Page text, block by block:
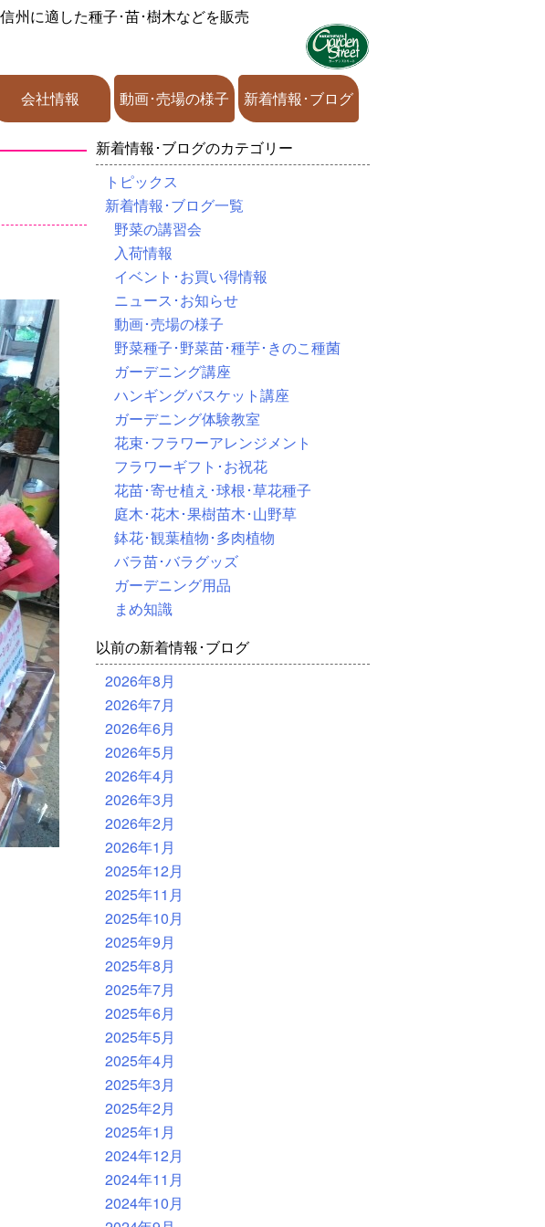
信州に適した種子･苗･樹木などを販売
会社情報 動画･売場の様子 新着情報･ブログ
新着情報･ブログのカテゴリー
トピックス
新着情報･ブログ一覧
野菜の講習会
入荷情報
イベント･お買い得情報
ニュース･お知らせ
動画･売場の様子
野菜種子･野菜苗･種芋･きのこ種菌
ガーデニング講座
ハンギングバスケット講座
ガーデニング体験教室
花束･フラワーアレンジメント
フラワーギフト･お祝花
花苗･寄せ植え･球根･草花種子
庭木･花木･果樹苗木･山野草
鉢花･観葉植物･多肉植物
バラ苗･バラグッズ
ガーデニング用品
まめ知識
以前の新着情報･ブログ
2026年8月
2026年7月
2026年6月
2026年5月
2026年4月
2026年3月
2026年2月
2026年1月
2025年12月
2025年11月
2025年10月
2025年9月
2025年8月
2025年7月
2025年6月
2025年5月
2025年4月
2025年3月
2025年2月
2025年1月
2024年12月
2024年11月
2024年10月